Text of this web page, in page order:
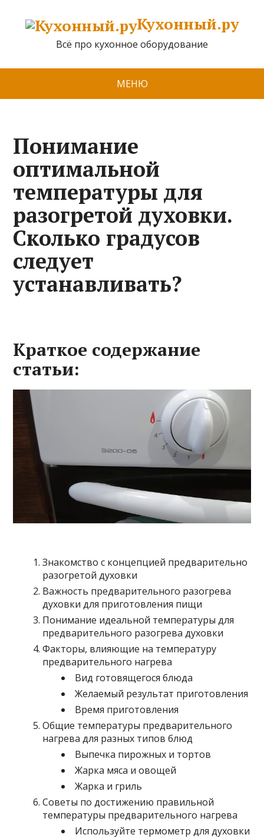
Кухонный.ру
Всё про кухонное оборудование
МЕНЮ
Понимание
оптимальной
температуры для
разогретой духовки.
Сколько градусов
следует
устанавливать?
Краткое содержание
статьи:
Знакомство с концепцией предварительно
разогретой духовки
Важность предварительного разогрева
духовки для приготовления пищи
Понимание идеальной температуры для
предварительного разогрева духовки
Факторы, влияющие на температуру
предварительного нагрева
Вид готовящегося блюда
Желаемый результат приготовления
Время приготовления
Общие температуры предварительного
нагрева для разных типов блюд
Выпечка пирожных и тортов
Жарка мяса и овощей
Жарка и гриль
Советы по достижению правильной
температуры предварительного нагрева
Используйте термометр для духовки